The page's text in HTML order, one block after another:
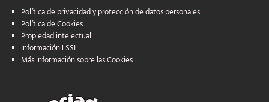
Política de privacidad y protección de datos personales
Política de Cookies
Propiedad intelectual
Información LSSI
Más información sobre las Cookies